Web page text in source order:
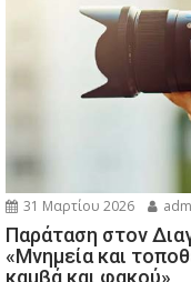
31 Μαρτίου 2026
Παράταση στον
«Μνημεία και
καμβά και φακού»